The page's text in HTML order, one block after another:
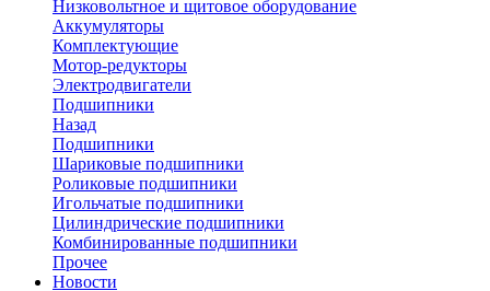
Низковольтное и щитовое оборудование
Аккумуляторы
Комплектующие
Мотор-редукторы
Электродвигатели
Подшипники
Назад
Подшипники
Шариковые подшипники
Роликовые подшипники
Игольчатые подшипники
Цилиндрические подшипники
Комбинированные подшипники
Прочее
Новости